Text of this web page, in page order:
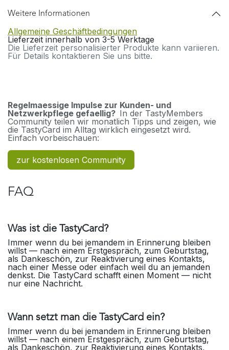
Weitere Informationen
Allgemeine Geschäftbedingungen
Lieferzeit innerhalb von 3-5 Werktage
Die Lieferzeit personalisierter Produkte kann variieren.
Für Details kontaktieren Sie uns bitte.
Regelmaessige Impulse zur Kunden- und
Netzwerkpflege gefaellig? In der TastyMembers
Community teilen wir monatlich Tipps und zeigen, wie
die TastyCard im Alltag wirklich eingesetzt wird.
Einfach vorbeischauen:
zur kostenlosen Community
FAQ
Was ist die TastyCard?
Immer wenn du bei jemandem in Erinnerung bleiben
willst — nach einem Erstgespräch, zum Geburtstag,
als Dankeschön, zur Reaktivierung eines Kontakts,
nach einer Messe oder einfach weil du an jemanden
denkst. Die TastyCard schafft einen Moment — nicht
nur eine Nachricht.
Wann setzt man die TastyCard ein?
Immer wenn du bei jemandem in Erinnerung bleiben
willst — nach einem Erstgespräch, zum Geburtstag,
als Dankeschön, zur Reaktivierung eines Kontakts,